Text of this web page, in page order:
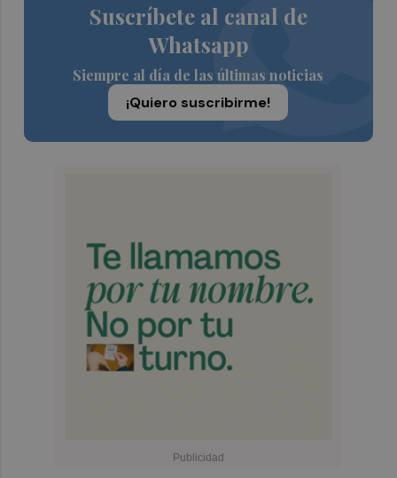
Suscríbete al canal de
Whatsapp
Siempre al día de las últimas noticias
¡Quiero suscribirme!